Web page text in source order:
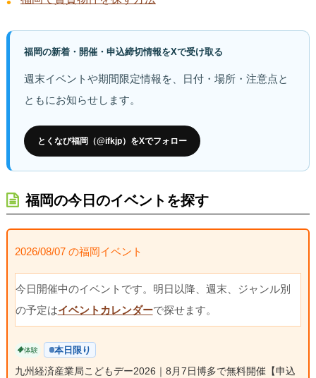
福岡の新着・開催・申込締切情報をXで受け取る
週末イベントや期間限定情報を、日付・場所・注意点と
ともにお知らせします。
とくなび福岡（@ifkjp）をXでフォロー
福岡の今日のイベントを探す
2026/08/07 の福岡イベント
今日開催中のイベントです。明日以降、週末、ジャンル別
の予定はイベントカレンダーで探せます。
体験 本日限り
九州経済産業局こどもデー2026｜8月7日博多で無料開催【申込